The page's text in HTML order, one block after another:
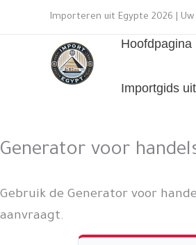
Importeren uit Egypte 2026 |
Hoofdpagina
Importgids
Generator voor
Gebruik de Generator voor
aanvraagt.